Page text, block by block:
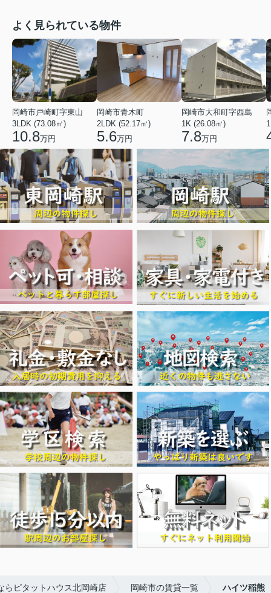
よく見られている物件
岡崎市戸崎町字東山
3LDK (73.08㎡)
10.8万円
岡崎市青木町
2LDK (52.17㎡)
5.6万円
岡崎市大和町字西島
1K (26.08㎡)
7.8万円
らピタットハウス北岡崎店 岡崎市の賃貸一覧 ハイツ稲熊